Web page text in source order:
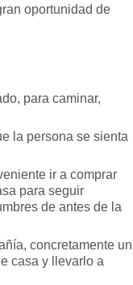
oportunidad de
para caminar,
la persona se sienta
ir a comprar
para seguir
de antes de la
concretamente un
casa y llevarlo a